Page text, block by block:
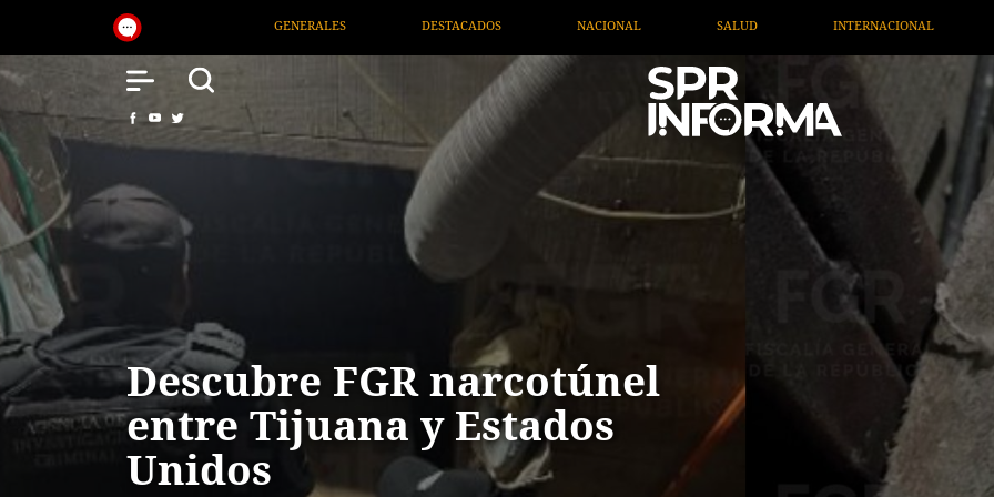
NACIONAL SALUD INTERNACIONAL TV MIGRANTE INFORMA
Descubre FGR narcotúnel
entre Tijuana y Estados
Unidos